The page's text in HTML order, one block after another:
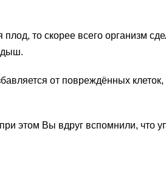
то скорее всего организм
от повреждённых
этом Вы вдруг вспомнили, что